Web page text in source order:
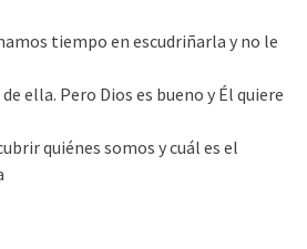
tiempo en escudriñarla y no le
ella. Pero Dios es bueno y Él quiere
quiénes somos y cuál es el